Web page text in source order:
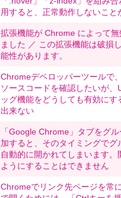
用すると、正常動作しないこと
拡張機能が Chrome によって
ました ／ この拡張機能は破損
能性があります。
Chromeデベロッパーツールで
ソースコードを確認したいが、
ッグ機能をどうしても有効にす
出来ない
「Google Chrome」タブをグ
加すると、そのタイミングでグ
自動的に開かれてしまいます。
ようにすることはできません
Chromeでリンク先ページを常